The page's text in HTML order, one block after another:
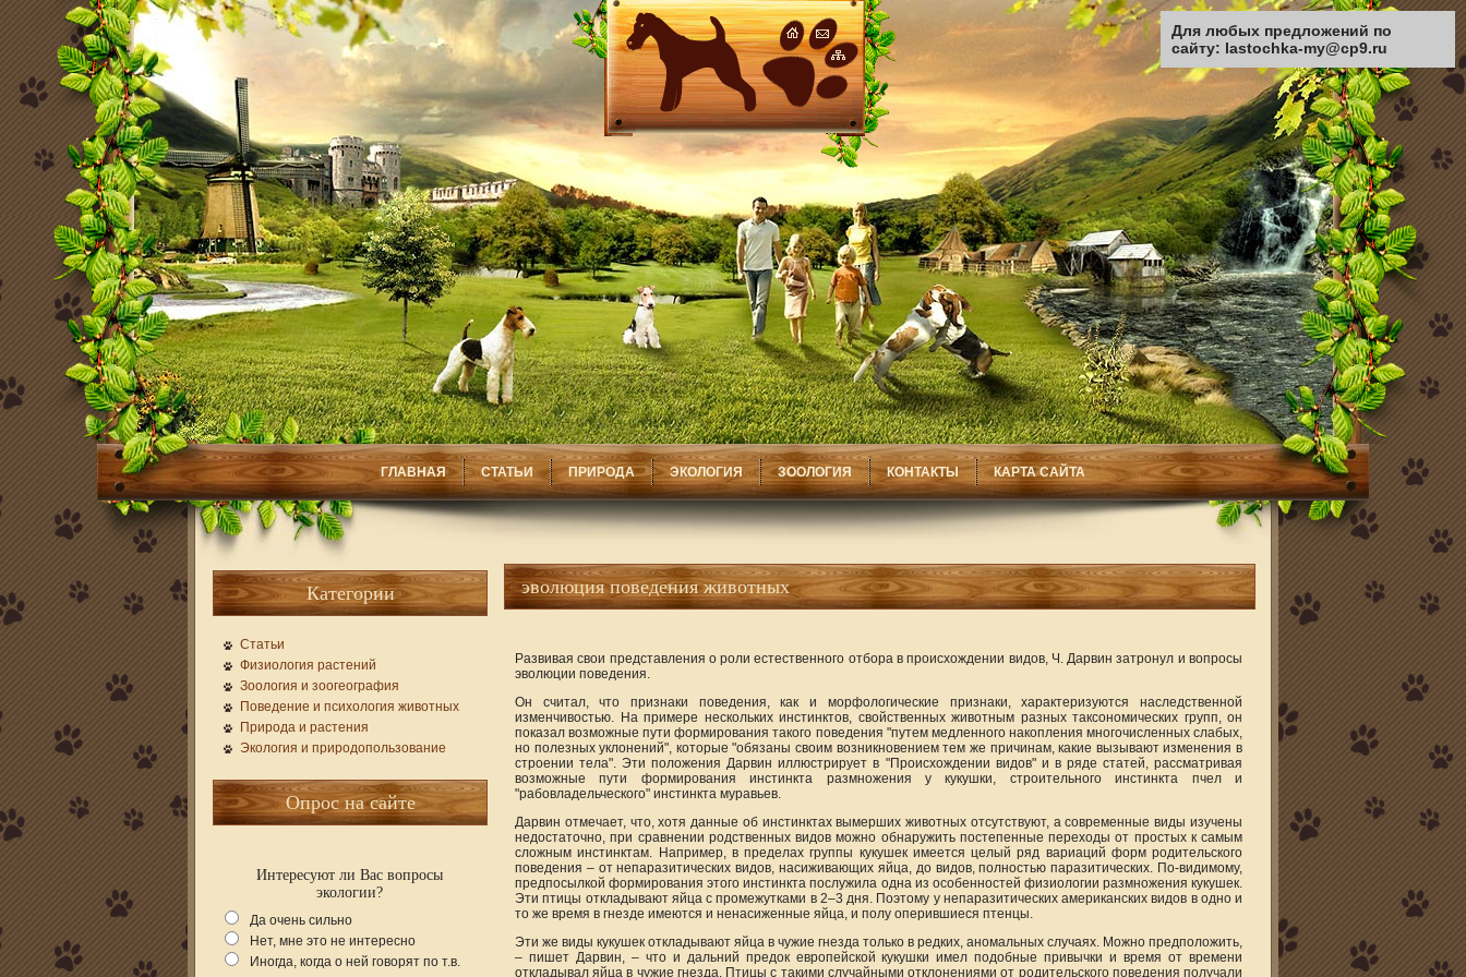
ГЛАВНАЯ СТАТЬИ ПРИРОДА ЭКОЛОГИЯ ЗООЛОГИЯ КОНТАКТЫ КАРТА САЙТА
Категории
Статьи
Физиология растений
Зоология и зоогеография
Поведение и психология животных
Природа и растения
Экология и природопользование
Опрос на сайте
Интересуют ли Вас вопросы
экологии?
Да очень сильно
Нет, мне это не интересно
Иногда, когда о ней говорят по т.в.
эволюция поведения животных
Развивая свои представления о роли естественного отбора в происхождении видов, Ч. Дарвин затронул и вопросы
эволюции поведения.
Он считал, что признаки поведения, как и морфологические признаки, характеризуются наследственной
изменчивостью. На примере нескольких инстинктов, свойственных животным разных таксономических групп, он
показал возможные пути формирования такого поведения "путем медленного накопления многочисленных слабых,
но полезных уклонений", которые "обязаны своим возникновением тем же причинам, какие вызывают изменения в
строении тела". Эти положения Дарвин иллюстрирует в "Происхождении видов" и в ряде статей, рассматривая
возможные пути формирования инстинкта размножения у кукушки, строительного инстинкта пчел и
"рабовладельческого" инстинкта муравьев.
Дарвин отмечает, что, хотя данные об инстинктах вымерших животных отсутствуют, а современные виды изучены
недостаточно, при сравнении родственных видов можно обнаружить постепенные переходы от простых к самым
сложным инстинктам. Например, в пределах группы кукушек имеется целый ряд вариаций форм родительского
поведения – от непаразитических видов, насиживающих яйца, до видов, полностью паразитических. По-видимому,
предпосылкой формирования этого инстинкта послужила одна из особенностей физиологии размножения кукушек.
Эти птицы откладывают яйца с промежутками в 2–3 дня. Поэтому у непаразитических американских видов в одно и
то же время в гнезде имеются и ненасиженные яйца, и полу оперившиеся птенцы.
Эти же виды кукушек откладывают яйца в чужие гнезда только в редких, аномальных случаях. Можно предположить,
– пишет Дарвин, – что и дальний предок европейской кукушки имел подобные привычки и время от времени
откладывал яйца в чужие гнезда. Птицы с такими случайными отклонениями от родительского поведения получали
Для любых предложений по
сайту: lastochka-my@cp9.ru